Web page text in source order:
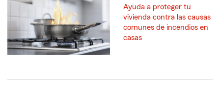
Ayuda a proteger tu
vivienda contra las causas
comunes de incendios en
casas